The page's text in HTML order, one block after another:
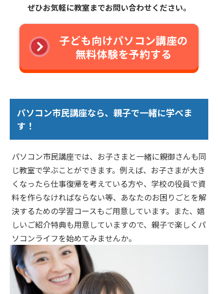
ぜひお気軽に教室までお問い合わせください。
子ども向けパソコン講座の
無料体験を予約する
パソコン市民講座なら、親子で一緒に学べま
す！
パソコン市民講座では、お子さまと一緒に親御さんも同
じ教室で学ぶことができます。例えば、お子さまが大き
くなったら仕事復帰を考えている方や、学校の役員で資
料を作らなければならない等、あなたのお困りごとを解
決するための学習コースもご用意しています。また、嬉
しいご紹介特典も用意していますので、親子で楽しくパ
ソコンライフを始めてみませんか。